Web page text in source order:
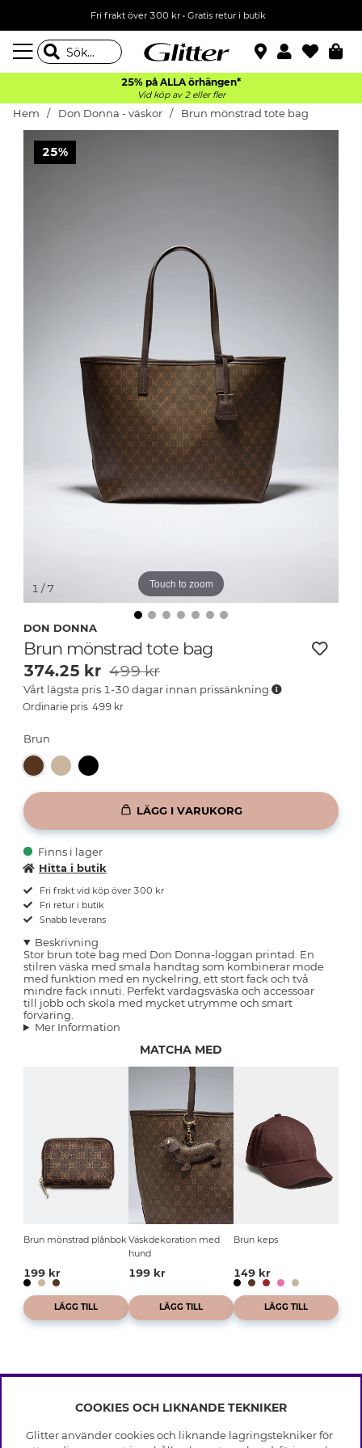
Fri frakt över 300 kr• Gratis retur i butik
25% på ALLA örhängen*
Vid köp av 2 eller fler
Hem Don Donna - väskor Brun mönstrad tote bag
25%
Touch to zoom
1 / 7
DON DONNA
Brun mönstrad tote bag
499 kr
374.25 kr 499 kr
Vårt lägsta pris 1-30 dagar innan prissänkning
Brun
LÄGG I VARUKORG
Finns i lager
Hitta i butik
Fri frakt vid köp över 300 kr
Fri retur i butik
Snabb leverans
Beskrivning
Stor brun tote bag med Don Donna-loggan printad. En
stilren väska med smala handtag som kombinerar mode
med funktion med en nyckelring, ett stort fack och två
mindre fack innuti. Perfekt vardagsväska och accessoar
till jobb och skola med mycket utrymme och smart
förvaring.
Mer Information
MATCHA MED
Brun mönstrad plånbok
199 kr
LÄGG TILL
Väskdekoration med
hund
199 kr
LÄGG TILL
Brun keps
149 kr
LÄGG TILL
INFO
Leverans
COOKIES OCH LIKNANDE TEKNIKER
Glitter använder cookies och liknande lagringstekniker för